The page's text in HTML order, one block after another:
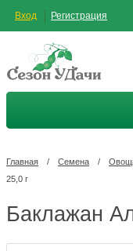
Вход Регистрация
Главная / Семена /
25,0 г
Баклажан